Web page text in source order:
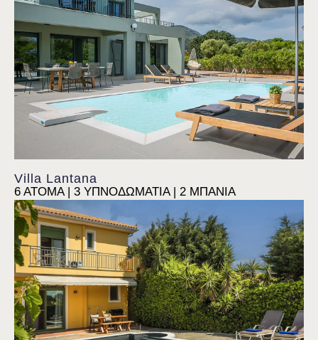
Villa Lantana
6 ΑΤΟΜΑ | 3 ΥΠΝΟΔΩΜΑΤΙΑ | 2 ΜΠΑΝΙΑ